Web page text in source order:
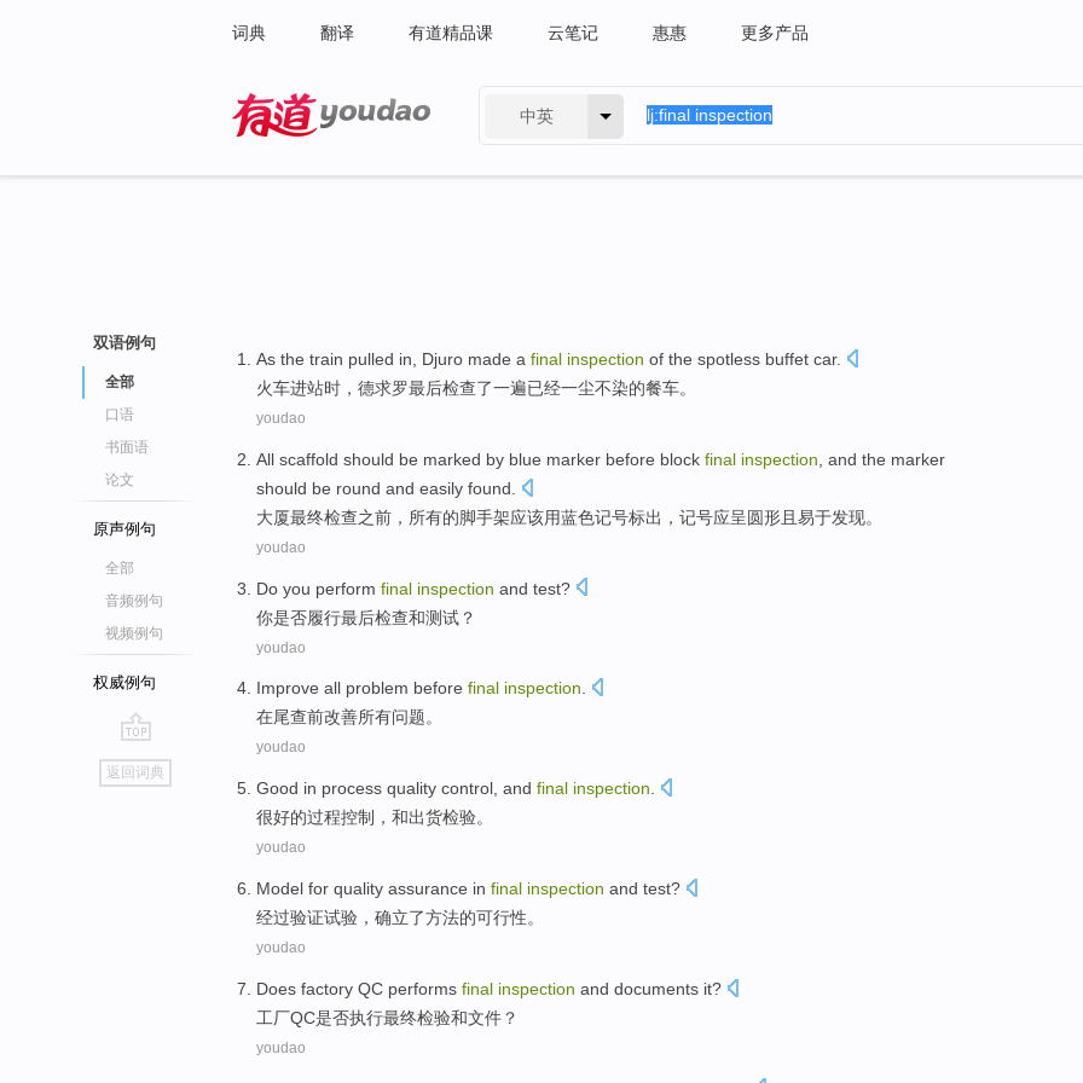
词典 翻译 有道精品课 云笔记 惠惠 更多产品
中英
双语例句
全部
口语
书面语
论文
原声例句
全部
音频例句
视频例句
权威例句
go
top
返回词典
As the train pulled in, Djuro made a final inspection of the spotless buffet car.
火车进站时，德求罗最后检查了一遍已经一尘不染的餐车。
youdao
All scaffold should be marked by blue marker before block final inspection , and the marker
should be round and easily found
大厦最终检查之前 ， 所有的脚手架应该用蓝色记号标出 ，记号应呈圆形 且 易于发现。
youdao
Do you perform final inspection and test?
你是否履行最后检查和测试 ？
youdao
Improve all problem before final inspection.
在尾查前改善所有问题。
youdao
Good in process quality control and final inspection
很好的过程控制 ， 和出货检验。
youdao
Model for quality assurance in final inspection and test?
经过验证试验 ， 确立了方法的可行性。
youdao
Does factory QC performs final inspection and documents it?
工厂QC是否执行最终检验和文件 ？
youdao